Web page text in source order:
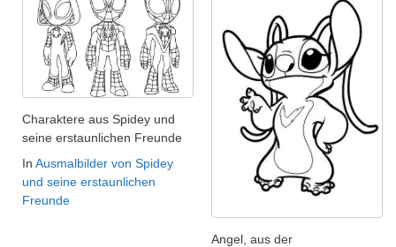
Charaktere aus Spidey und
seine erstaunlichen Freunde
In Ausmalbilder von Spidey
und seine erstaunlichen
Freunde
Angel, aus der